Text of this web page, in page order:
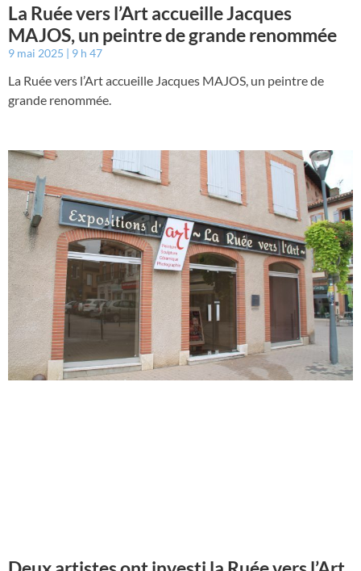
La Ruée vers l’Art accueille Jacques
MAJOS, un peintre de grande renommée
9 mai 2025 9 h 47
La Ruée vers l’Art accueille Jacques MAJOS, un peintre de
grande renommée.